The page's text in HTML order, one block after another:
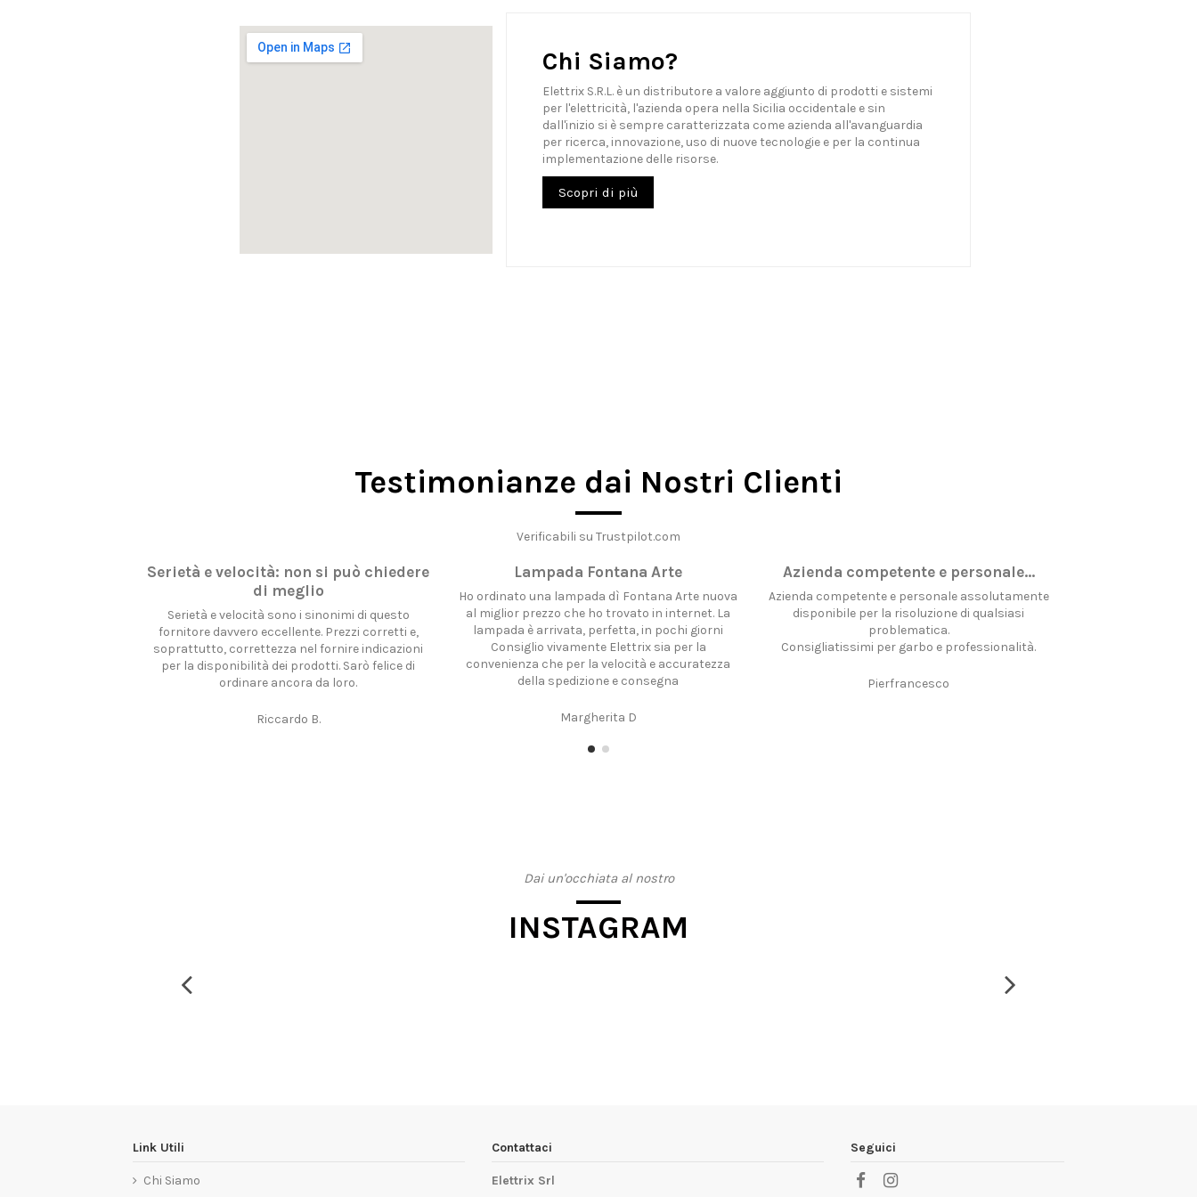
Chi Siamo?
Elettrix S.R.L. è un distributore a valore aggiunto di prodotti e sistemi
per l'elettricità, l'azienda opera nella Sicilia occidentale e sin
dall'inizio si è sempre caratterizzata come azienda all'avanguardia
per ricerca, innovazione, uso di nuove tecnologie e per la continua
implementazione delle risorse.
Scopri di più
Testimonianze dai Nostri Clienti
Verificabili su Trustpilot.com
Serietà e velocità: non si può chiedere
di meglio
Serietà e velocità sono i sinonimi di questo
fornitore davvero eccellente. Prezzi corretti e,
soprattutto, correttezza nel fornire indicazioni
per la disponibilità dei prodotti. Sarò felice di
ordinare ancora da loro.
Riccardo B.
Lampada Fontana Arte
Ho ordinato una lampada dì Fontana Arte nuova
al miglior prezzo che ho trovato in internet. La
lampada è arrivata, perfetta, in pochi giorni
Consiglio vivamente Elettrix sia per la
convenienza che per la velocità e accuratezza
della spedizione e consegna
Margherita D
Azienda competente e personale…
Azienda competente e personale assolutamente
disponibile per la risoluzione di qualsiasi
problematica.
Consigliatissimi per garbo e professionalità.
Pierfrancesco
Dai un'occhiata al nostro
INSTAGRAM
Link Utili
Chi Siamo
Contattaci
Elettrix Srl
Seguici